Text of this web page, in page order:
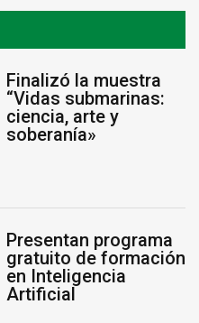
Finalizó la muestra
“Vidas submarinas:
ciencia, arte y
soberanía»
Presentan programa
gratuito de formación
en Inteligencia
Artificial